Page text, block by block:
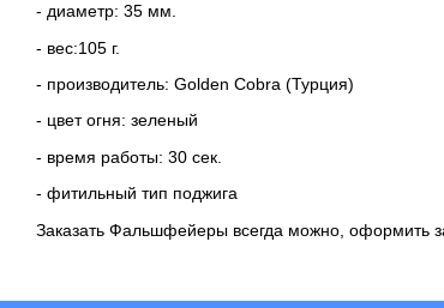
- диаметр: 35 мм.
- вес:105 г.
- производитель: Golden Cobra (Турция)
- цвет огня: зеленый
- время работы: 30 сек.
- фитильный тип поджига
Заказать Фальшфейеры всегда можно, оформить